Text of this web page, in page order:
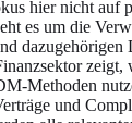
hier nicht auf
es um die
dazugehörigen
zeigt,
Methoden
und